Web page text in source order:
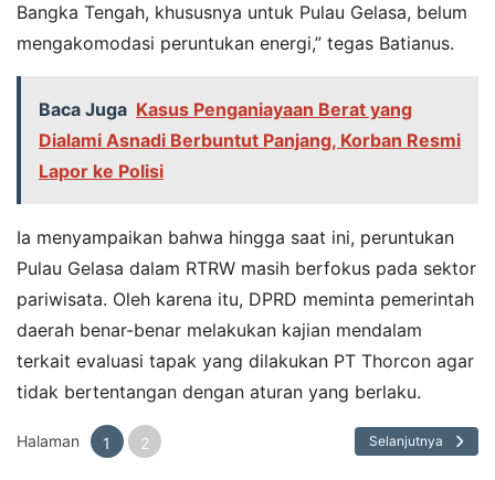
Bangka Tengah, khususnya untuk Pulau Gelasa, belum
mengakomodasi peruntukan energi,” tegas Batianus.
Baca Juga Kasus Penganiayaan Berat yang
Dialami Asnadi Berbuntut Panjang, Korban Resmi
Lapor ke Polisi
Ia menyampaikan bahwa hingga saat ini, peruntukan
Pulau Gelasa dalam RTRW masih berfokus pada sektor
pariwisata. Oleh karena itu, DPRD meminta pemerintah
daerah benar-benar melakukan kajian mendalam
terkait evaluasi tapak yang dilakukan PT Thorcon agar
tidak bertentangan dengan aturan yang berlaku.
Halaman 1 2 Selanjutnya